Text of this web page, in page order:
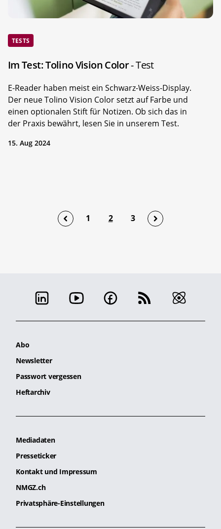
TESTS
Im Test: Tolino Vision Color- Test
E-Reader haben meist ein Schwarz-Weiss-Display.
Der neue Tolino Vision Color setzt auf Farbe und
einen optionalen Stift für Notizen. Ob sich das in
der Praxis bewährt, lesen Sie in unserem Test.
15. Aug 2024
1 2 3
Abo
Newsletter
Passwort vergessen
Heftarchiv
Mediadaten
Presseticker
Kontakt und Impressum
NMGZ.ch
Privatsphäre-Einstellungen